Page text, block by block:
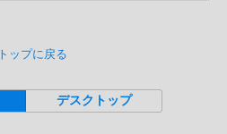
トップに戻る
デスクトップ